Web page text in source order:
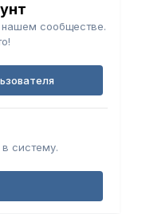
нашем сообществе.
систему.